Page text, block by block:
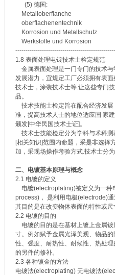
(5) 德国:
Metalloberflanche
oberflachenentechnik
Korrosion und Metallschutz
Werkstoffe und Korrosion
1.8 表面处理电镀技术士检定规范
金属表面处理是一门专门的技术与
发展潜力，宜规定工厂必须拥有表
技术士，涂装技术士等.让这些专门
品。
技术技能士检定旨在配合经济发
准，提高技术人士的地位适应国 家
颁发[中华民国技术士证]。
技术士技能检定分为学科与术科
[相关知识]范围内命题，采是非选择
加，采现场操作考验方式.技术士分
二、电镀基本原理与概念
2.1 电镀的定义
电镀(electroplating)被定义为一种
process)， 是利用电极(electrode)
其目的是在改变物体表面的特性或尺
2.2 电镀的目的
电镀的目的是在基材上镀上金属
寸。例如赋予金属光泽美观、物品
性、强度、耐热性、耐候性、热处
的另件的修补。
2.3 各种镀金的方法
电镀法(electroplating) 无电镀法